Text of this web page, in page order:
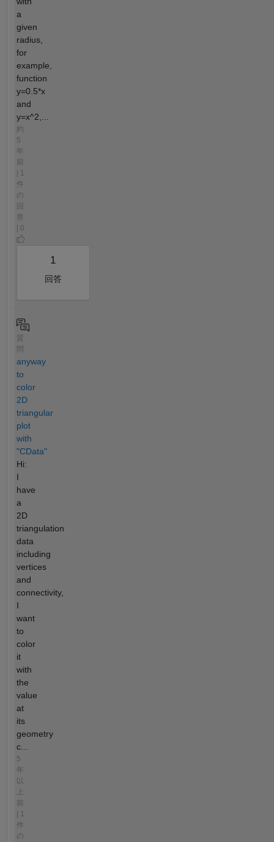
a
given
radius,
for
example,
function
y=0.5*x
and
y=x^2,...
約
5
年
前
| 1
件
の
回
答
| 0
1
回答
質
anyway
to
color
2D
triangular
plot
with
"CData"
Hi:
I
have
a
2D
triangulation
data
including
vertices
and
connectivity,
I
want
to
color
it
with
the
value
at
its
geometry
c...
5
年
以
前
| 1
件
の